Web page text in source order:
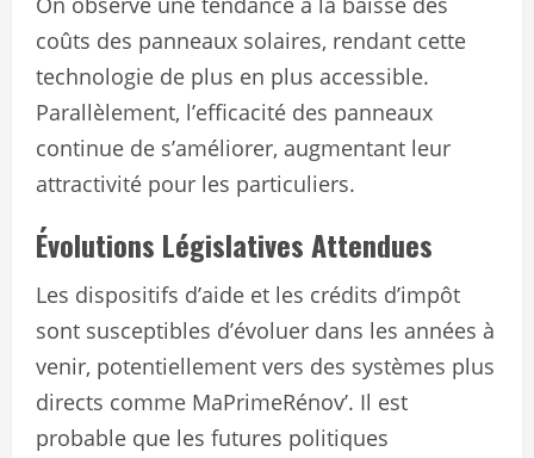
coûts des panneaux solaires, rendant cette
technologie de plus en plus accessible.
Parallèlement, l’efficacité des panneaux
continue de s’améliorer, augmentant leur
attractivité pour les particuliers.
Évolutions Législatives Attendues
Les dispositifs d’aide et les crédits d’impôt
sont susceptibles d’évoluer dans les années à
venir, potentiellement vers des systèmes plus
directs comme MaPrimeRénov’. Il est
probable que les futures politiques